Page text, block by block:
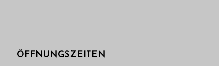
ÖFFNUNGSZEITEN